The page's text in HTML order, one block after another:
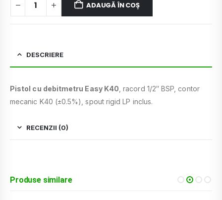
ADAUGĂ ÎN COȘ
DESCRIERE
Pistol cu debitmetru Easy K40 , racord 1/2″ BSP, contor
mecanic K40 (±0.5%), spout rigid LP inclus.
RECENZII (0)
Produse similare